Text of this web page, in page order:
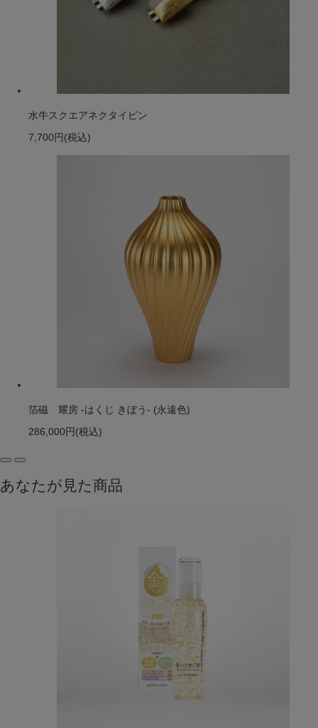
水牛スクエアネクタイピン
7,700円 (税込)
箔磁 耀房 -はくじ きぼう- (永遠色)
286,000円 (税込)
あなたが見た商品